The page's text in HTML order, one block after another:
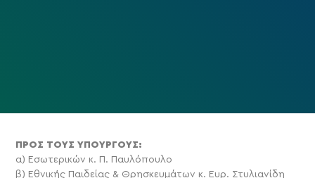
ΠΡΟΣ ΤΟΥΣ ΥΠΟΥΡΓΟΥΣ:
α) Εσωτερικών κ. Π. Παυλόπουλο
β) Εθνικής Παιδείας & Θρησκευμάτων κ. Ευρ. Στυλιανίδη